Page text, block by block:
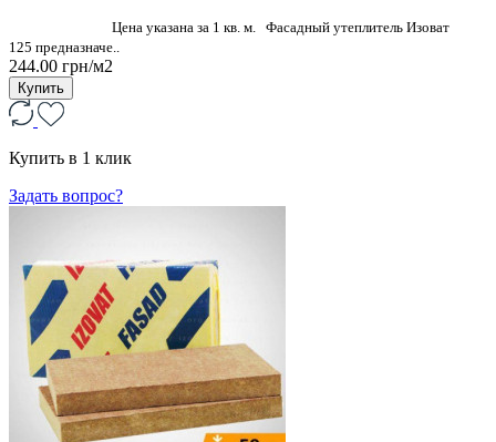
Цена указана за 1 кв. м. Фасадный утеплитель Изоват
125 предназначе..
244.00 грн/м2
Купить
Купить в 1 клик
Задать вопрос?